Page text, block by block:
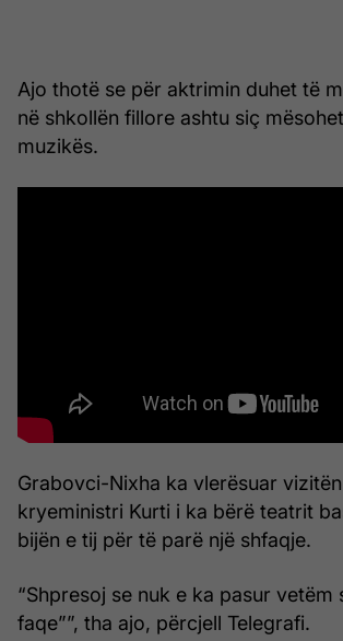
Ajo thotë se për aktrimin duhet të
në shkollën fillore ashtu siç
muzikës.
Grabovci-Nixha ka vlerësuar
kryeministri Kurti i ka bërë teatrit
bijën e tij për të parë një shfaqje.
“Shpresoj se nuk e ka pasur vetëm
faqe””, tha ajo, përcjell Telegrafi.